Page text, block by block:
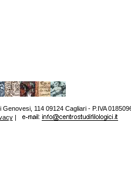
114 09124 Cagliari - P.IVA
|